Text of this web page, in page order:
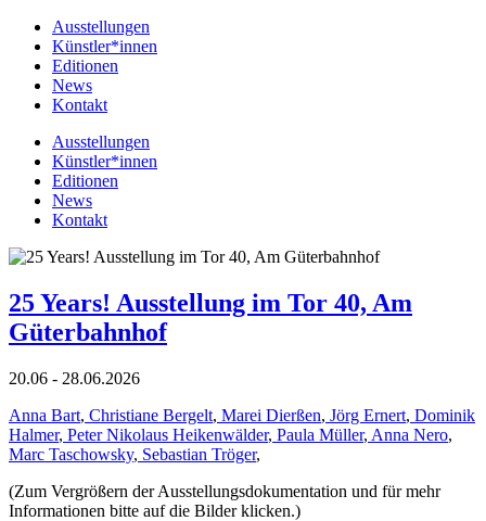
Ausstellungen
Künstler*innen
Editionen
News
Kontakt
Ausstellungen
Künstler*innen
Editionen
News
Kontakt
25 Years! Ausstellung im Tor 40, Am
Güterbahnhof
20.06 - 28.06.2026
Anna Bart, Christiane Bergelt, Marei Dierßen, Jörg Ernert, Dominik
Halmer, Peter Nikolaus Heikenwälder, Paula Müller, Anna Nero,
Marc Taschowsky, Sebastian Tröger,
(Zum Vergrößern der Ausstellungsdokumentation und für mehr
Informationen bitte auf die Bilder klicken.)